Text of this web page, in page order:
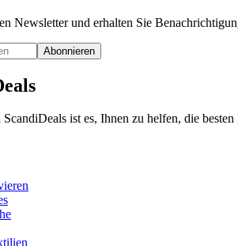
Newsletter und erhalten Sie
Abonnieren
ist es, Ihnen zu helfen, die